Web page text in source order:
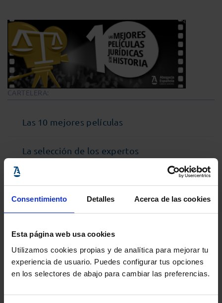
Consentimiento Detalles Acerca de las cookies
Esta página web usa cookies
Utilizamos cookies propias y de analítica para mejorar tu
experiencia de usuario. Puedes configurar tus opciones
en los selectores de abajo para cambiar las preferencias.
CARTELERA:
Las 10 mejores películas
La selección de los expertos